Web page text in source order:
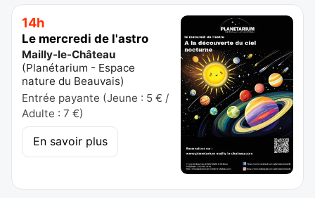
14h
Le mercredi de l'astro
Mailly-le-Château
(Planétarium - Espace
nature du Beauvais)
Entrée payante (Jeune : 5 € /
Adulte : 7 €)
En savoir plus